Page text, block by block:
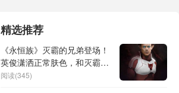
精选推荐
《永恒族》灭霸的兄弟登场！
英俊潇洒正常肤色，和灭霸完
全不像
阅读(345)